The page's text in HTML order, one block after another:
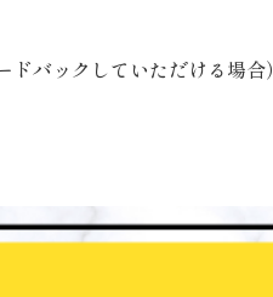
バックしていただける場合）